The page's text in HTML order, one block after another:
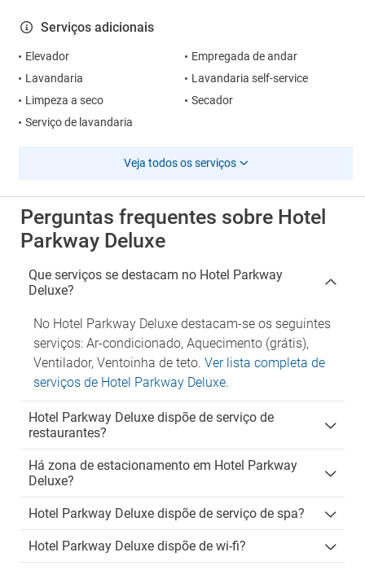
Serviços adicionais
Elevador
Empregada de andar
Lavandaria
Lavandaria self-service
Limpeza a seco
Secador
Serviço de lavandaria
Veja todos os serviços
Perguntas frequentes sobre Hotel
Parkway Deluxe
Que serviços se destacam no Hotel Parkway
Deluxe?
No Hotel Parkway Deluxe destacam-se os seguintes
serviços: Ar-condicionado, Aquecimento (grátis),
Ventilador, Ventoinha de teto. Ver lista completa de
serviços de Hotel Parkway Deluxe.
Hotel Parkway Deluxe dispõe de serviço de
restaurantes?
Há zona de estacionamento em Hotel Parkway
Deluxe?
Hotel Parkway Deluxe dispõe de serviço de spa?
Hotel Parkway Deluxe dispõe de wi-fi?